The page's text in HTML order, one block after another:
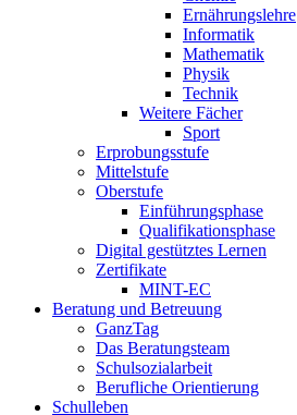
Ernährungslehre
Informatik
Mathematik
Physik
Technik
Weitere Fächer
Sport
Erprobungsstufe
Mittelstufe
Oberstufe
Einführungsphase
Qualifikationsphase
Digital gestütztes Lernen
Zertifikate
MINT-EC
Beratung und Betreuung
GanzTag
Das Beratungsteam
Schulsozialarbeit
Berufliche Orientierung
Schulleben